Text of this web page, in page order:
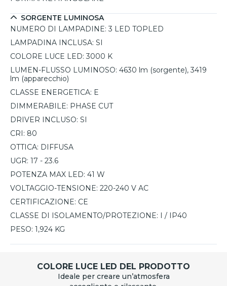
e di alta qualità.
SORGENTE LUMINOSA
NUMERO DI LAMPADINE: 3 LED TOPLED
LAMPADINA INCLUSA: SI
COLORE LUCE LED: 3000 K
LUMEN-FLUSSO LUMINOSO: 4630 lm (sorgente), 3419
lm (apparecchio)
CLASSE ENERGETICA: E
DIMMERABILE: PHASE CUT
DRIVER INCLUSO: SI
CRI: 80
OTTICA: DIFFUSA
UGR: 17 - 23.6
POTENZA MAX LED: 41 W
VOLTAGGIO-TENSIONE: 220-240 V AC
CERTIFICAZIONE: CE
CLASSE DI ISOLAMENTO/PROTEZIONE: I / IP40
PESO: 1,924 KG
COLORE LUCE LED DEL PRODOTTO
Ideale per creare un’atmosfera